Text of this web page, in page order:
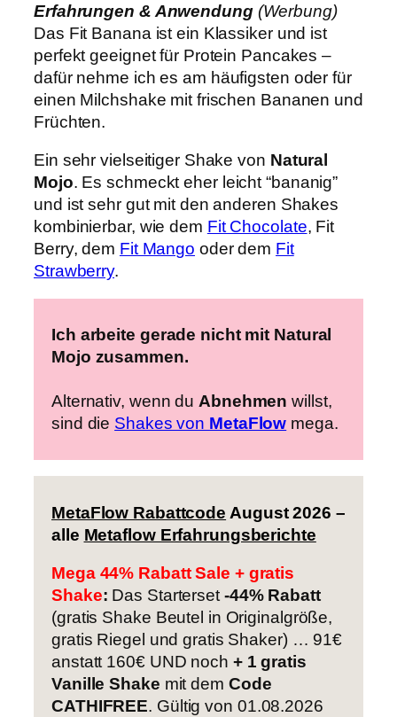
Erfahrungen & Anwendung(Werbung)
Das Fit Banana ist ein Klassiker und ist
perfekt geeignet für Protein Pancakes –
dafür nehme ich es am häufigsten oder für
einen Milchshake mit frischen Bananen und
Früchten.
Ein sehr vielseitiger Shake von Natural
Mojo. Es schmeckt eher leicht “bananig”
und ist sehr gut mit den anderen Shakes
kombinierbar, wie dem Fit Chocolate, Fit
Berry, dem Fit Mango oder dem Fit
Strawberry.
Ich arbeite gerade nicht mit Natural
Mojo zusammen.
Alternativ, wenn du Abnehmen willst,
sind die Shakes von MetaFlow mega.
MetaFlow Rabattcode August 2026 –
alle Metaflow Erfahrungsberichte
Mega 44% Rabatt Sale + gratis
Shake: Das Starterset-44% Rabatt
(gratis Shake Beutel in Originalgröße,
gratis Riegel und gratis Shaker) … 91€
anstatt 160€ UND noch + 1 gratis
Vanille Shake mit dem Code
CATHIFREE. Gültig von 01.08.2026